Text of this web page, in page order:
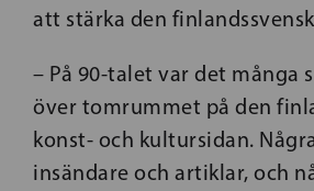
att stärka den
– På 90-talet var det många
över tomrummet på den
konst- och kultursidan.
insändare och artiklar, och